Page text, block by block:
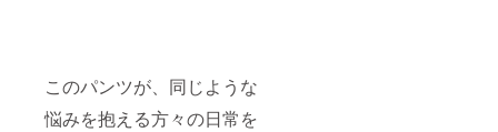
このパンツが、同じような
悩みを抱える方々の日常を